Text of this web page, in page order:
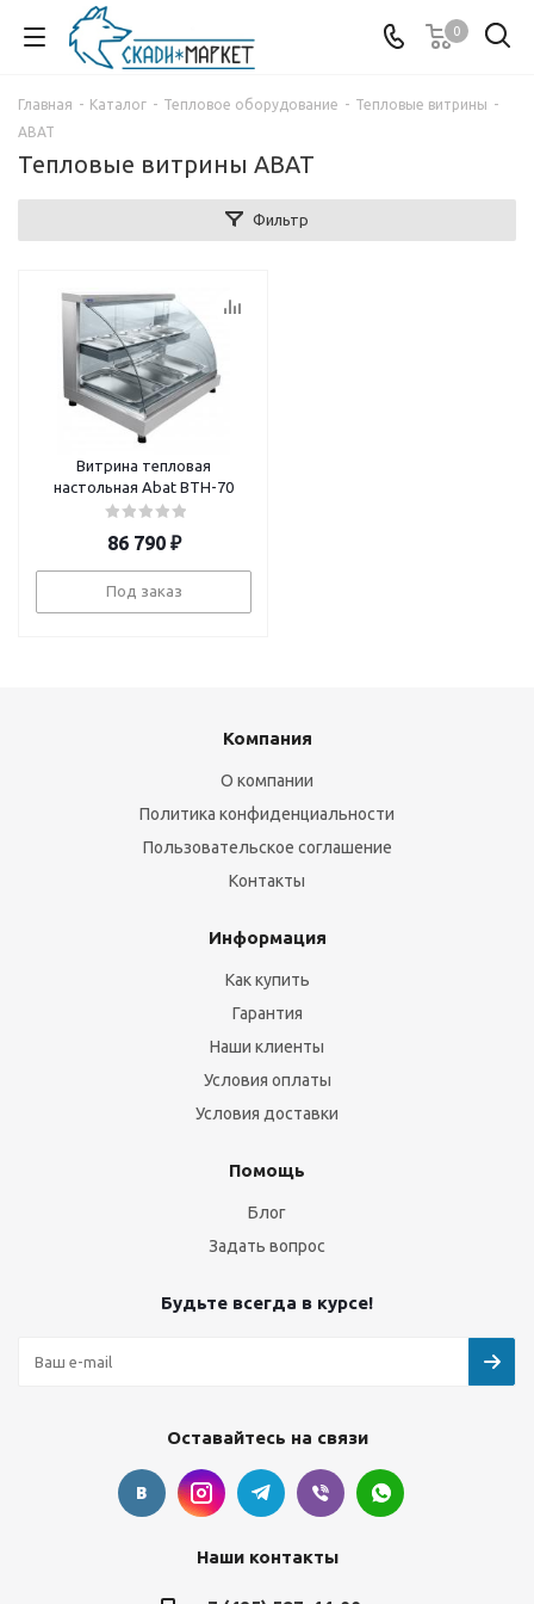
0
Главная - Каталог - Тепловое оборудование - Тепловые витрины -
ABAT
Тепловые витрины ABAT
Фильтр
Витрина тепловая
настольная Abat ВТН-70
86 790₽
Под заказ
Компания
О компании
Политика конфиденциальности
Пользовательское соглашение
Контакты
Информация
Как купить
Гарантия
Наши клиенты
Условия оплаты
Условия доставки
Помощь
Блог
Задать вопрос
Будьте всегда в курсе!
Оставайтесь на связи
Наши контакты